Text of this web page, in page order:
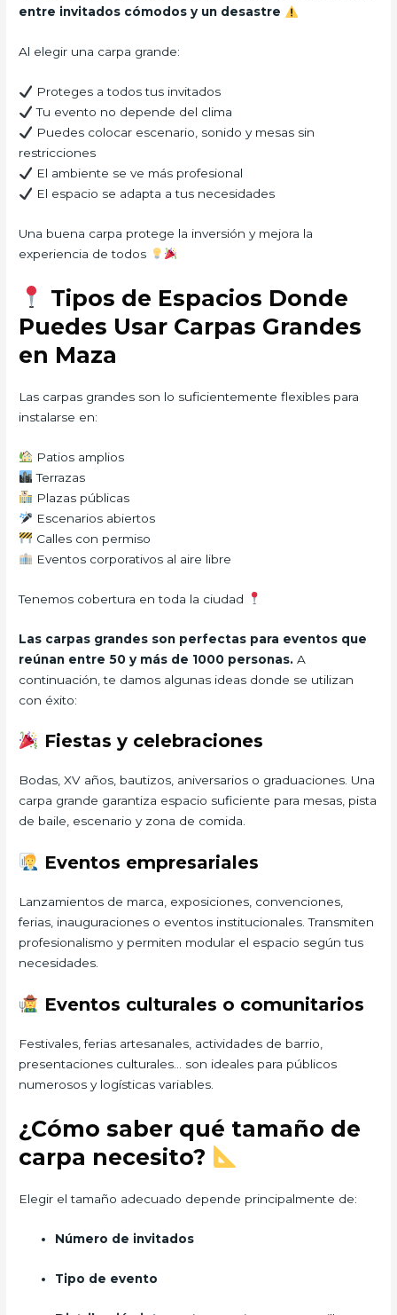
entre invitados cómodos y un desastre
Al elegir una carpa grande:
Proteges a todos tus invitados
Tu evento no depende del clima
Puedes colocar escenario, sonido y mesas sin
restricciones
El ambiente se ve más profesional
El espacio se adapta a tus necesidades
Una buena carpa protege la inversión y mejora la
experiencia de todos
Tipos de Espacios Donde
Puedes Usar Carpas Grandes
en Maza
Las carpas grandes son lo suficientemente flexibles para
instalarse en:
Patios amplios
Terrazas
Plazas públicas
Escenarios abiertos
Calles con permiso
Eventos corporativos al aire libre
Tenemos cobertura en toda la ciudad
Las carpas grandes son perfectas para eventos que
reúnan entre 50 y más de 1000 personas. A
continuación, te damos algunas ideas donde se utilizan
con éxito:
Fiestas y celebraciones
Bodas, XV años, bautizos, aniversarios o graduaciones. Una
carpa grande garantiza espacio suficiente para mesas, pista
de baile, escenario y zona de comida.
Eventos empresariales
Lanzamientos de marca, exposiciones, convenciones,
ferias, inauguraciones o eventos institucionales. Transmiten
profesionalismo y permiten modular el espacio según tus
necesidades.
Eventos culturales o comunitarios
Festivales, ferias artesanales, actividades de barrio,
presentaciones culturales… son ideales para públicos
numerosos y logísticas variables.
¿Cómo saber qué tamaño de
carpa necesito?
Elegir el tamaño adecuado depende principalmente de:
Número de invitados
Tipo de evento